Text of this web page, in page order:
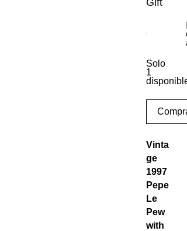
Solo
1
Vinta
ge
1997
Pepe
Le
Pew
with